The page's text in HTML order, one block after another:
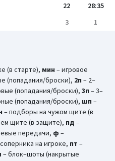
22
28:35
3 1
(в старте), мин – игровое
(попадания/броски), 2п – 2–
(попадания/броски), 3п – 3–
(попадания/броски), шп –
– подборы на чужом щите (в
щите (в защите), пд –
передачи, ф –
на игроке, пт –
– блок–шоты (накрытые